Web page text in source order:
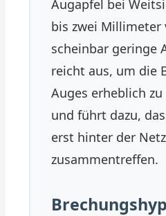
Augapfel bei
bis zwei Millimeter
scheinbar geringe
reicht aus, um die
Auges erheblich
und führt dazu,
erst hinter der
zusammentreffen.